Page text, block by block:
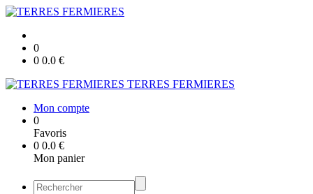
0
0 0.0 €
TERRES FERMIERES
Mon compte
0
Favoris
0 0.0 €
Mon panier